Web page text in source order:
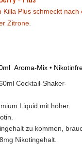
Killa Plus schmeckt nach
Zitrone.
Aroma-Mix •
Cocktail-Shaker-
Liquid mit höher
zu kommen,
Nikotingehalt.